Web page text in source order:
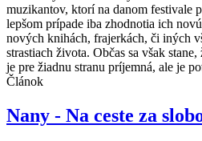
muzikantov, ktorí na danom festivale
lepšom prípade iba zhodnotia ich
nových knihách, frajerkách, či iných
strastiach života. Občas sa však
je pre žiadnu stranu príjemná, ale je
Článok
Nany - Na ceste za